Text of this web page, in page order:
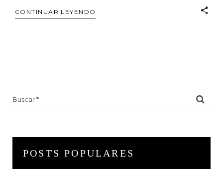
CONTINUAR LEYENDO
POSTS POPULARES